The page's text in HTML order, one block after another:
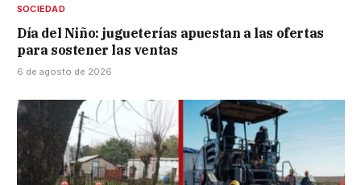
SOCIEDAD
Día del Niño: jugueterías apuestan a las ofertas
para sostener las ventas
6 de agosto de 2026